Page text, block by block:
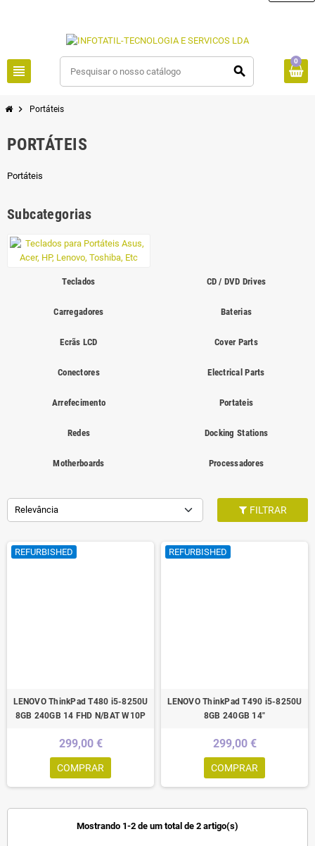
view_headline search
0
chevron_right Portáteis
PORTÁTEIS
Portáteis
Subcategorias
Teclados CD / DVD Drives
Carregadores Baterias
Ecrãs LCD Cover Parts
Conectores Electrical Parts
Arrefecimento Portateis
Redes Docking Stations
Motherboards Processadores
Relevância FILTRAR
REFURBISHED
LENOVO ThinkPad T480 i5-8250U
8GB 240GB 14 FHD N/BAT W10P
299,00 €
COMPRAR
REFURBISHED
LENOVO ThinkPad T490 i5-8250U
8GB 240GB 14"
299,00 €
COMPRAR
Mostrando 1-2 de um total de 2 artigo(s)